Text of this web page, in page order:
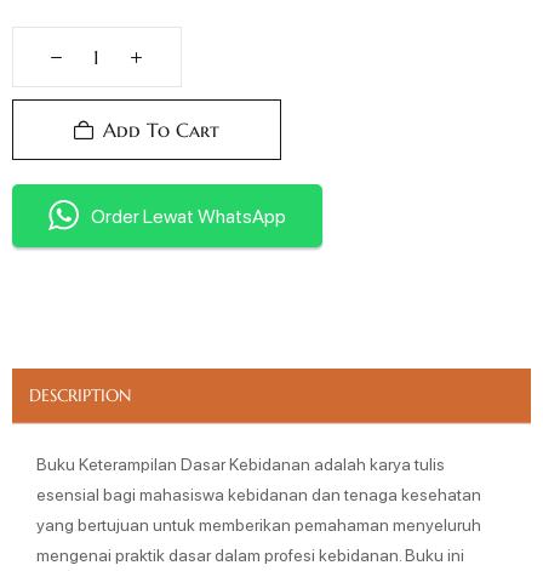
Add To Cart
Order Lewat WhatsApp
DESCRIPTION
Buku Keterampilan Dasar Kebidanan adalah karya tulis
esensial bagi mahasiswa kebidanan dan tenaga kesehatan
yang bertujuan untuk memberikan pemahaman menyeluruh
mengenai praktik dasar dalam profesi kebidanan. Buku ini